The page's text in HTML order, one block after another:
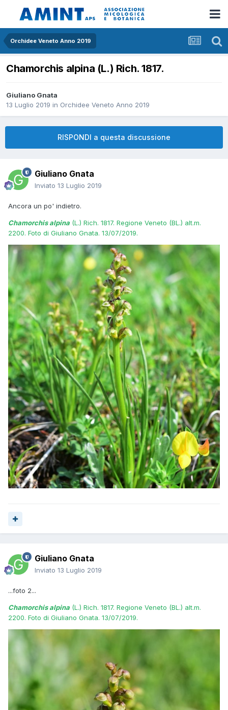
Orchidee Veneto Anno 2019
Chamorchis alpina (L.) Rich. 1817.
Giuliano Gnata
13 Luglio 2019 in Orchidee Veneto Anno 2019
RISPONDI a questa discussione
Giuliano Gnata
Inviato 13 Luglio 2019
Ancora un po' indietro.
Chamorchis alpina (L.) Rich. 1817. Regione Veneto (BL.) alt.m.
2200. Foto di Giuliano Gnata. 13/07/2019.
Giuliano Gnata
Inviato 13 Luglio 2019
...foto 2...
Chamorchis alpina (L.) Rich. 1817. Regione Veneto (BL.) alt.m.
2200. Foto di Giuliano Gnata. 13/07/2019.